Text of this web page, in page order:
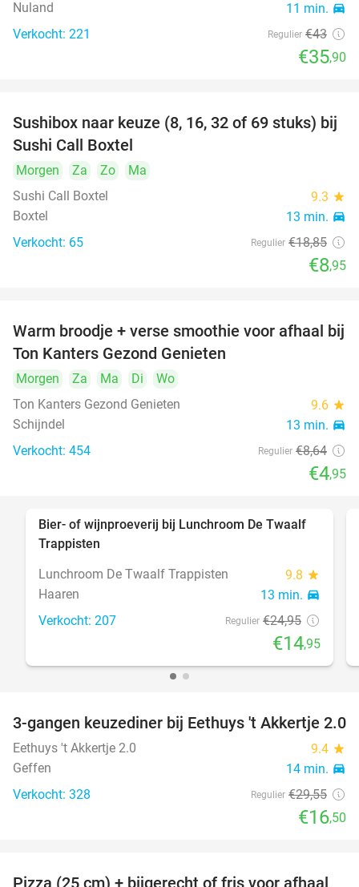
Nuland 11 min. directions_car
Verkocht: 221 Regulier €43
€35,90
53%
Sushibox naar keuze (8, 16, 32 of 69 stuks) bij
Sushi Call Boxtel
Morgen Za Zo
Ma
Sushi Call Boxtel
9.3 star
Boxtel 13 min. directions_car
Verkocht: 65 Regulier €18,85
€8,95
43%
Warm broodje + verse smoothie voor afhaal bij
Ton Kanters Gezond Genieten
Morgen Za Ma Di
Wo
Ton Kanters Gezond Genieten
9.6 star
Schijndel 13 min. directions_car
Verkocht: 454 Regulier €8,64
€4,95
40%
Bier- of wijnproeverij bij Lunchroom De Twaalf
Trappisten
Lunchroom De Twaalf Trappisten
9.8 star
Haaren 13 min. directions_car
Verkocht: 207 Regulier €24,95
€14,95
44%
3-gangen keuzediner bij Eethuys 't Akkertje 2.0
Eethuys 't Akkertje 2.0 9.4 star
Geffen 14 min. directions_car
Verkocht: 328 Regulier €29,55
€16,50
Pizza (25 cm) + bijgerecht of fris voor afhaal